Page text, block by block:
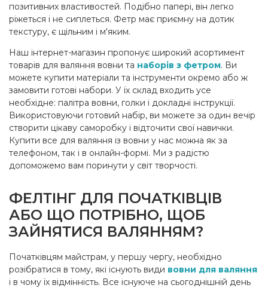
позитивних властивостей. Подібно папері, він легко
ріжеться і не сиплеться. Фетр має приємну на дотик
текстуру, є щільним і м'яким.
Наш інтернет-магазин пропонує широкий асортимент
товарів для валяння вовни та наборів з фетром. Ви
можете купити матеріали та інструменти окремо або ж
замовити готові набори. У їх склад входить усе
необхідне: палітра вовни, голки і докладні інструкції.
Використовуючи готовий набір, ви можете за один вечір
створити цікаву саморобку і відточити свої навички.
Купити все для валяння із вовни у нас можна як за
телефоном, так і в онлайн-формі. Ми з радістю
допоможемо вам поринути у світ творчості.
ФЕЛТІНГ ДЛЯ ПОЧАТКІВЦІВ
АБО ЩО ПОТРІБНО, ЩОБ
ЗАЙНЯТИСЯ ВАЛЯННЯМ?
Початківцям майстрам, у першу чергу, необхідно
розібратися в тому, які існують види вовни для валяння
і в чому їх відмінність. Все існуюче на сьогоднішній день